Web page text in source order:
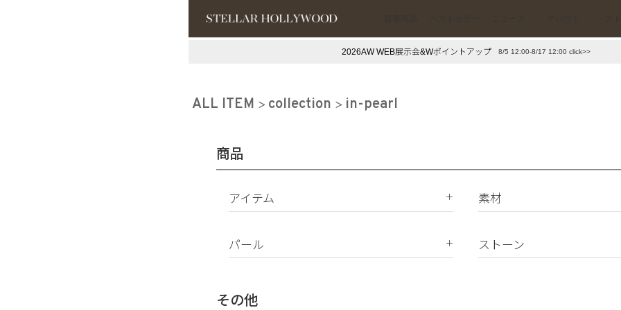
#スタッフイチ押し（通勤パールアクセ）
2026AW WEB展示会&Wポイントアップ 8/5 12:00-8/17 12:00 click>>
ALL ITEM collection in-pearl
商品
アイテム
イヤリング
ネックレス
素材
K10
パール
南洋真珠
ストーン
その他